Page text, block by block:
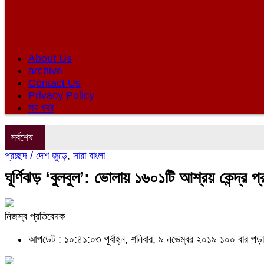
About Us
archive
Contact Us
Privacy Policy
সব খবর
সর্বশেষ
প্রচ্ছদ / দেশ জুড়ে, সারা বাংলা
ঘূর্ণিঝড় ‘বুলবুল’: ভোলায় ১৬০১টি আশ্রয় কেন্দ্র
নিজস্ব প্রতিবেদক
আপডেট : ১০:৪১:০৩ পূর্বাহ্ন, শনিবার, ৯ নভেম্বর ২০১৯ ১০০ বার